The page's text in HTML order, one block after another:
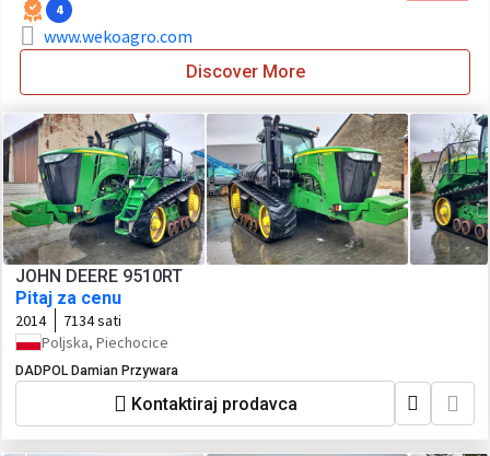
4
www.wekoagro.com
Discover More
JOHN DEERE 9510RT
Pitaj za cenu
2014
7134 sati
Poljska, Piechocice
DADPOL Damian Przywara
Kontaktiraj prodavca